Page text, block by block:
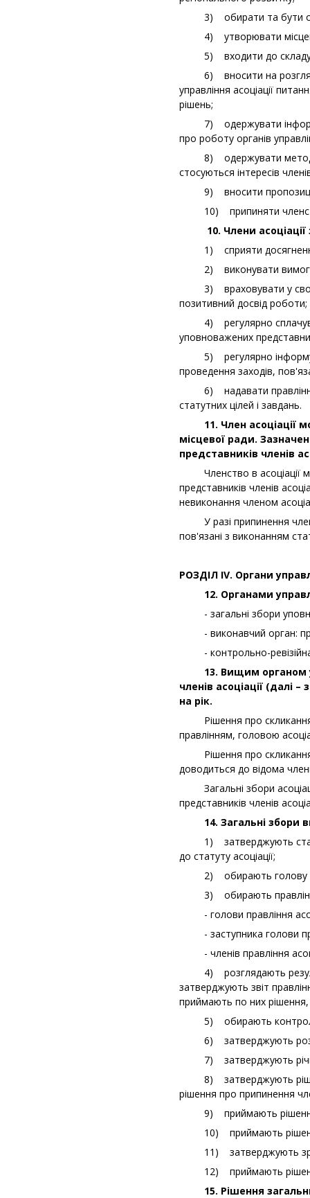
3) обирати та бути
4) утворювати місцеві
5) входити до складу
6) вносити на розгляд
управління асоціації
рішень;
7) одержувати
про роботу органів
8) одержувати
стосуються інтересів
9) вносити пропозиції
10) припиняти
10. Члени
1) сприяти досягненню
2) виконувати вимоги
3) враховувати у своїй
позитивний досвід роботи;
4) регулярно
уповноважених
5) регулярно
проведення заходів,
6) надавати правлінню,
статутних цілей і завдань.
11. Член асоціації
місцевої ради.
представників членів
Членство в асоціації
представників членів
невиконання членом
У разі припинення
пов'язані з виконанням
РОЗДІЛ IV. Органи
12. Органами
- загальні збори
- виконавчий орган:
- контрольно-ревізійна
13. Вищим органом
членів асоціації (далі
на рік.
Рішення про скликання
правлінням, головою
Рішення про скликання
доводиться до відома
Загальні збори
представників членів
14. Загальні збори
1) затверджують статут
до статуту асоціації;
2) обирають голову
3) обирають правління
- голови правління
- заступника голови
- членів правління
4) розглядають
затверджують звіт
приймають по них рішення,
5) обирають контрольно-
6) затверджують
7) затверджують
8) затверджують
рішення про припинення
9) приймають рішення
10) приймають рішення
11) затверджують
12) приймають рішення
15. Рішення